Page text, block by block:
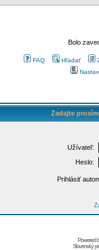
Bolo
FAQ Hľadať
Zadajte
Užívateľ:
Heslo:
Prihlásiť
Powered
Slovenský